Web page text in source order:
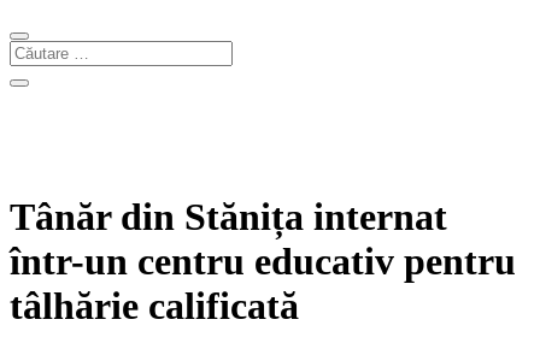
Tânăr din Stănița internat
într-un centru educativ pentru
tâlhărie calificată